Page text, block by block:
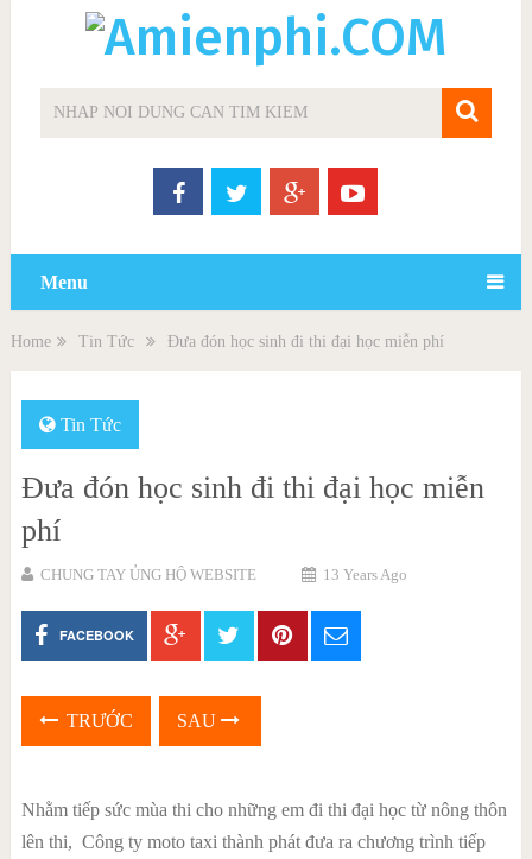
Menu
Home Tin Tức Đưa đón học sinh đi thi đại học miễn phí
Tin Tức
Đưa đón học sinh đi thi đại học miễn
phí
CHUNG TAY ỦNG HỘ WEBSITE 13 Years Ago
FACEBOOK
TRƯỚC SAU
Nhằm tiếp sức mùa thi cho những em đi thi đại học từ nông thôn
lên thi, Công ty moto taxi thành phát đưa ra chương trình tiếp